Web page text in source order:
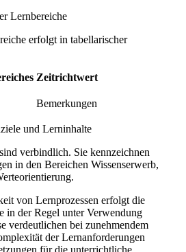
Lernbereiche
erfolgt in tabellarischer
Zeitrichtwert
Bemerkungen
und Lerninhalte
verbindlich. Sie kennzeichnen
in den Bereichen Wissenserwerb,
von Lernprozessen erfolgt die
in der Regel unter Verwendung
verdeutlichen bei zunehmendem
der Lernanforderungen